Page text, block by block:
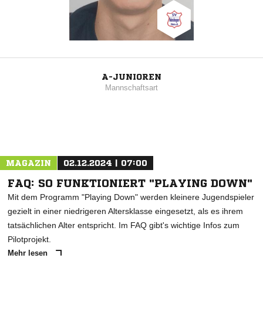
A-JUNIOREN
Mannschaftsart
MAGAZIN 02.12.2024 | 07:00
FAQ: SO FUNKTIONIERT "PLAYING DOWN"
Mit dem Programm "Playing Down" werden kleinere Jugendspieler
gezielt in einer niedrigeren Altersklasse eingesetzt, als es ihrem
tatsächlichen Alter entspricht. Im FAQ gibt's wichtige Infos zum
Pilotprojekt.
Mehr lesen